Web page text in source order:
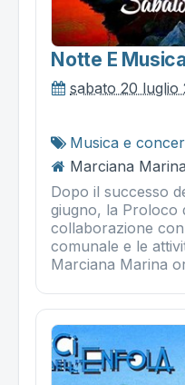
Notte E
sabato 20 luglio
Musica e
Marciana
Dopo il successo
giugno, la Proloco
collaborazione
comunale e le
Marciana Marina